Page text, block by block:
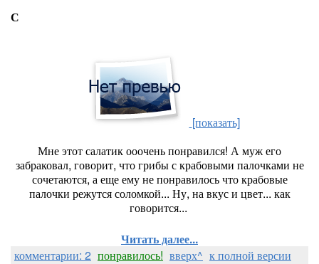
С
[показать]
Мне этот салатик ооочень понравился! А муж его
забраковал, говорит, что грибы с крабовыми палочками не
сочетаются, а еще ему не понравилось что крабовые
палочки режутся соломкой... Ну, на вкус и цвет... как
говорится...
Читать далее...
комментарии: 2 понравилось! вверх^ к полной версии